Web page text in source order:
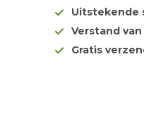
Uitstekende
Verstand
Gratis